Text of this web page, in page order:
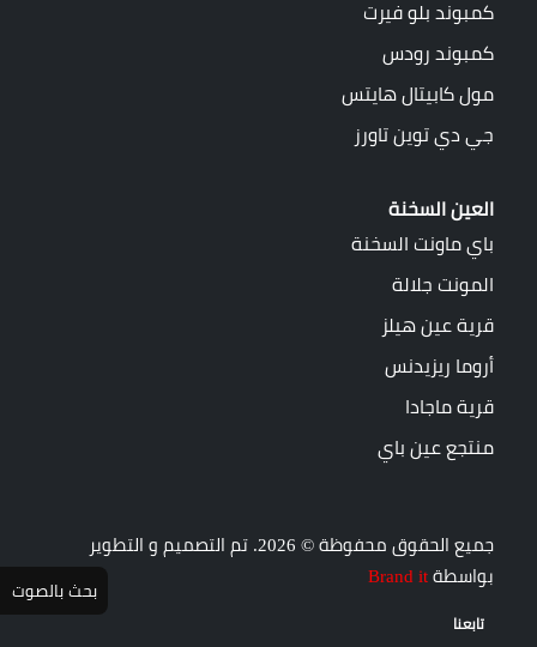
كمبوند بلو فيرت
كمبوند رودس
مول كابيتال هايتس
جي دي توين تاورز
العين السخنة
باي ماونت السخنة
المونت جلالة
قرية عين هيلز
أروما ريزيدنس
قرية ماجادا
منتجع عين باي
جميع الحقوق محفوظة © 2026. تم التصميم و التطوير
بواسطة Brand it
تابعنا
بحث بالصوت